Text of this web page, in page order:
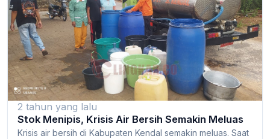
2 tahun yang lalu
Stok Menipis, Krisis Air Bersih Semakin Meluas
Krisis air bersih di Kabupaten Kendal semakin meluas. Saat